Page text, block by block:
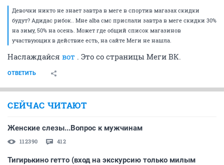
Девочки никто не знает завтра в меге в спортив магазах скидки
будут? Адидас рибок.. Мне аlba смс прислали завтра в меге скидки 30%
на зиму, 50% на осень. Может где общий список магазинов
участвующих в действие есть, на сайте Меги не нашла.
Наслаждайся вот . Это со страницы Меги ВК.
ОТВЕТИТЬ
СЕЙЧАС ЧИТАЮТ
Женские слезы...Вопрос к мужчинам
112390 412
Тигирькино гетто (вход на экскурсию только милым